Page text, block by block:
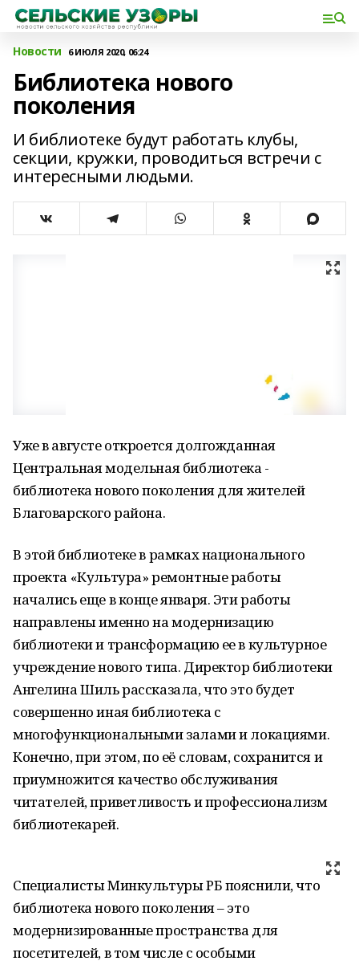
Новости 6 ИЮЛЯ 2020, 06:24
Библиотека нового
поколения
И библиотеке будут работать клубы,
секции, кружки, проводиться встречи с
интересными людьми.
Уже в августе откроется долгожданная
Центральная модельная библиотека -
библиотека нового поколения для жителей
Благоварского района.
В этой библиотеке в рамках национального
проекта «Культура» ремонтные работы
начались еще в конце января. Эти работы
направлены именно на модернизацию
библиотеки и трансформацию ее в культурное
учреждение нового типа. Директор библиотеки
Ангелина Шиль рассказала, что это будет
совершенно иная библиотека с
многофункциональными залами и локациями.
Конечно, при этом, по её словам, сохранится и
приумножится качество обслуживания
читателей, приветливость и профессионализм
библиотекарей.
Специалисты Минкультуры РБ пояснили, что
библиотека нового поколения – это
модернизированные пространства для
посетителей, в том числе с особыми